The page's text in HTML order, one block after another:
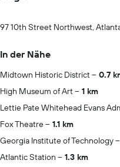
97 10th Street Northwest,
In der Nähe
Midtown Historic District
0.7
High Museum of Art
1 km
Lettie Pate Whitehead Evans
Fox Theatre
1.1 km
Georgia Institute of Technology
Atlantic Station
1.3 km